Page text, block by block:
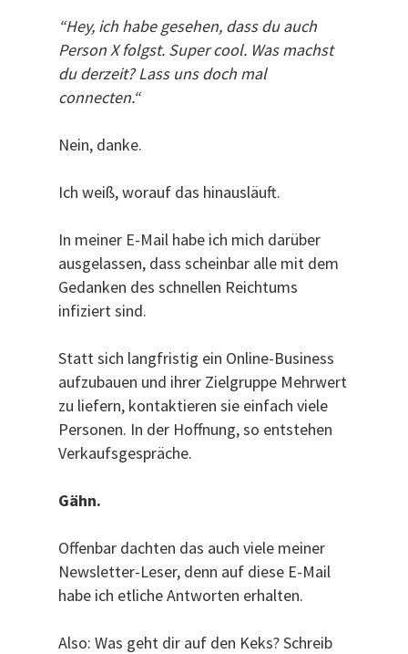
“Hey, ich habe gesehen, dass du auch
Person X folgst. Super cool. Was machst
du derzeit? Lass uns doch mal
connecten.“
Nein, danke.
Ich weiß, worauf das hinausläuft.
In meiner E-Mail habe ich mich darüber
ausgelassen, dass scheinbar alle mit dem
Gedanken des schnellen Reichtums
infiziert sind.
Statt sich langfristig ein Online-Business
aufzubauen und ihrer Zielgruppe Mehrwert
zu liefern, kontaktieren sie einfach viele
Personen. In der Hoffnung, so entstehen
Verkaufsgespräche.
Gähn.
Offenbar dachten das auch viele meiner
Newsletter-Leser, denn auf diese E-Mail
habe ich etliche Antworten erhalten.
Also: Was geht dir auf den Keks? Schreib